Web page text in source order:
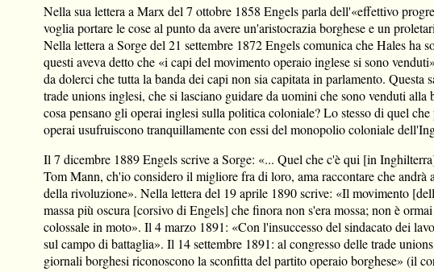
Nella sua lettera a Marx del 7 ottobre 1858 Engels parla dell'«effettivo
voglia portare le cose al punto da avere un'aristocrazia borghese e un
Nella lettera a Sorge del 21 settembre 1872 Engels comunica che Hales
questi aveva detto che «i capi del movimento operaio inglese si sono
da dolerci che tutta la banda dei capi non sia capitata in parlamento.
trade unions inglesi, che si lasciano guidare da uomini che sono venduti
cosa pensano gli operai inglesi sulla politica coloniale? Lo stesso di quel
operai usufruiscono tranquillamente con essi del monopolio coloniale
Il 7 dicembre 1889 Engels scrive a Sorge: «... Quel che c'è qui [in
Tom Mann, ch'io considero il migliore fra di loro, ama raccontare che
della rivoluzione». Nella lettera del 19 aprile 1890 scrive: «Il movimento
massa più oscura [corsivo di Engels] che finora non s'era mossa; non è
colossale in moto». Il 4 marzo 1891: «Con l'insuccesso del sindacato dei
sul campo di battaglia». Il 14 settembre 1891: al congresso delle trade
giornali borghesi riconoscono la sconfitta del partito operaio borghese» (il